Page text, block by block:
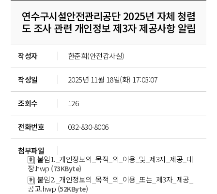
연수구시설안전관리공단 2025년 자체 청렴
도 조사 관련 개인정보 제3자 제공사항 알림
작성자 한준희(안전감사실)
작성일 2025년 11월 18일(화) 17:03:07
조회수 126
전화번호 032-830-8006
첨부파일
붙임1._개인정보의_목적_외_이용_및_제3자_제공_대
장.hwp (73KByte)
붙임2._개인정보의_목적_외_이용_또는_제3자_제공_
공고.hwp (52KByte)